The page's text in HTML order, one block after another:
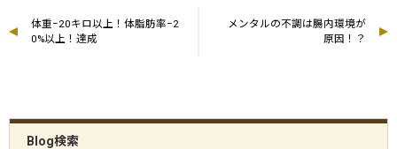
体重−20キロ以上！体脂肪率−2
0%以上！達成
メンタルの不調は腸内環境が
原因！？
Blog検索